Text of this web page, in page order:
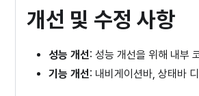
개선 및 수정 사항
성능 개선: 성능 개선을 위해 내부
기능 개선: 내비게이션바, 상태바